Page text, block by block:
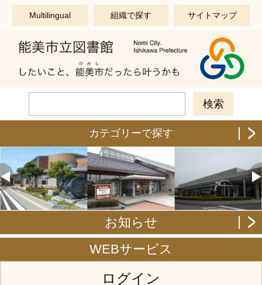
このページの本文へ移動する
Multilingual 組織で探す サイトマップ
カテゴリーで探す
お知らせ
WEBサービス
ログイン